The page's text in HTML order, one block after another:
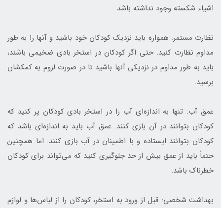
اشیاء شکسته وجود نداشته باشد.
نظارت مستمر: همواره باید نزدیک کودکان خود باشید و آنها را به طور
مداوم نظارت کنید. حتی اگر کودکان در استخر بادی ضخیمی باشند،
باید به طور مداوم در نزدیکی آنها باشید تا در صورت لزوم به کمکشان
برسید.
عمق آب: تنها به اندازه‌ای آب را در استخر بادی کودکان پر کنید که
کودکان بتوانند در آن بازی کنند. عمق آب باید به اندازه‌ای باشد که
کودکان بتوانند ایستاده و با اطمینان در آب بازی کنند. اما همچنین
حتماً باید از عمق بیش از حد جلوگیری کنید که می‌تواند برای کودکان
خطرناک باشد.
بهداشت شخصی: قبل از ورود به استخر، کودکان را از لباس‌ها و لوازم